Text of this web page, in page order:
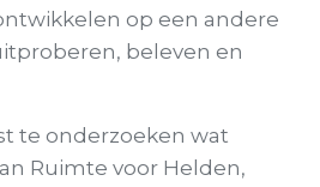
op een andere
beleven en
te onderzoeken wat
Ruimte voor Helden,